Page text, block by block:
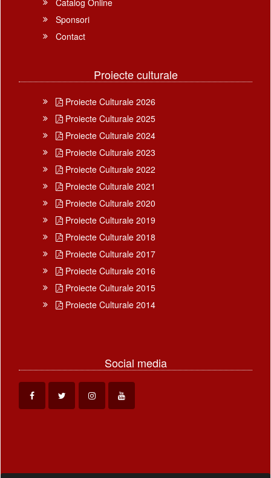
Sponsori
Contact
Proiecte culturale
Proiecte Culturale 2026
Proiecte Culturale 2025
Proiecte Culturale 2024
Proiecte Culturale 2023
Proiecte Culturale 2022
Proiecte Culturale 2021
Proiecte Culturale 2020
Proiecte Culturale 2019
Proiecte Culturale 2018
Proiecte Culturale 2017
Proiecte Culturale 2016
Proiecte Culturale 2015
Proiecte Culturale 2014
Social media